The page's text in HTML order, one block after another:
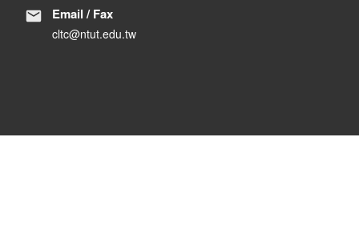
Email / Fax
cltc@ntut.edu.tw